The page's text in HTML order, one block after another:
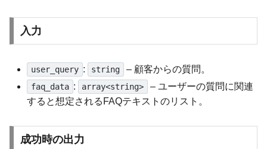
入力
user_query : string – 顧客からの質問。
faq_data : array<string>
– ユーザーの質問に関連
すると想定されるFAQテキストのリスト。
成功時の出力